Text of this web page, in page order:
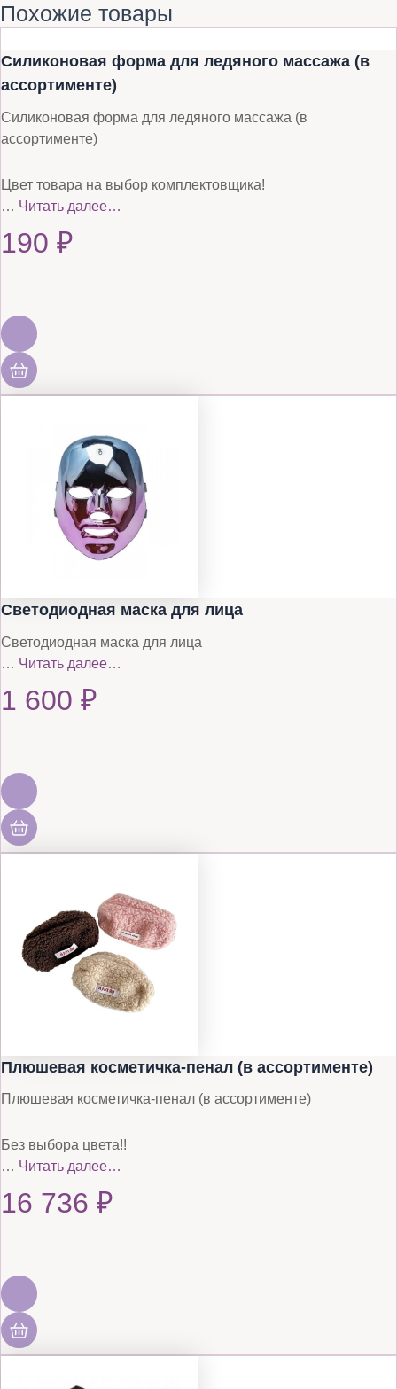
Похожие товары
Силиконовая форма для ледяного массажа (в
ассортименте)
Силиконовая форма для ледяного массажа (в
ассортименте)
Цвет товара на выбор комплектовщика!
… Читать далее…
190 ₽
Светодиодная маска для лица
Светодиодная маска для лица
… Читать далее…
1 600 ₽
Плюшевая косметичка-пенал (в ассортименте)
Плюшевая косметичка-пенал (в ассортименте)
Без выбора цвета!!
… Читать далее…
16 736 ₽